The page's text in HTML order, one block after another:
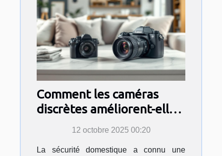
Comment les caméras
discrètes améliorent-elles
la sécurité domestique ?
12 octobre 2025 00:20
La sécurité domestique a connu une